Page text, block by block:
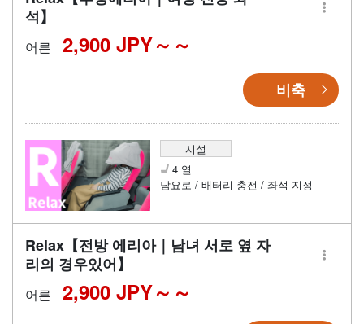
석】
어른 2,900 JPY～
비축
시설
4 열
담요로 / 배터리 충전 / 좌석 지정
Relax【전방 에리아｜남녀 서로 옆 자
리의 경우있어】
어른 2,900 JPY～